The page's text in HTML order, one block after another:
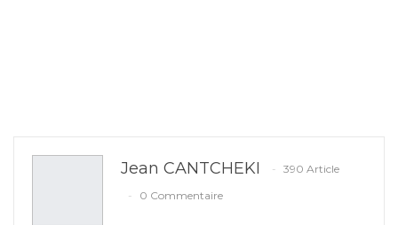
Jean CANTCHEKI
390 Article
0 Commentaire